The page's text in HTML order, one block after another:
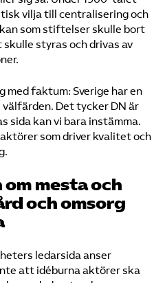
vilja till centralisering och
som stiftelser skulle bort
styras och drivas av
med faktum: Sverige har en
välfärden. Det tycker DN är
sida kan vi bara instämma.
som driver kvalitet och
mesta och
och omsorg
ledarsida anser
att idéburna aktörer ska